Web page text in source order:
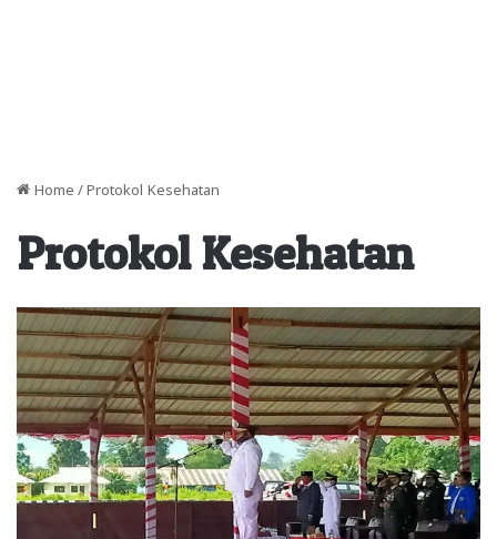
Home / Protokol Kesehatan
Protokol Kesehatan